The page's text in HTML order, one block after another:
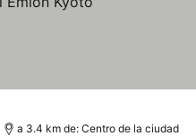
a 3.4 km de: Centro de la ciudad